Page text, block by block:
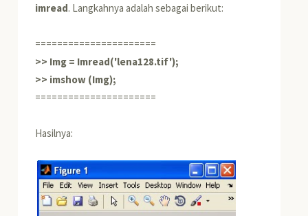
imread. Langkahnya adalah sebagai berikut:
======================
>> Img = Imread('lena128.tif');
>> imshow (Img);
======================
Hasilnya: